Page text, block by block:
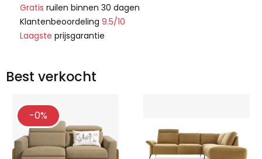
Gratis ruilen binnen 30 dagen
Klantenbeoordeling 9.5/10
Laagste prijsgarantie
Best verkocht
-0%